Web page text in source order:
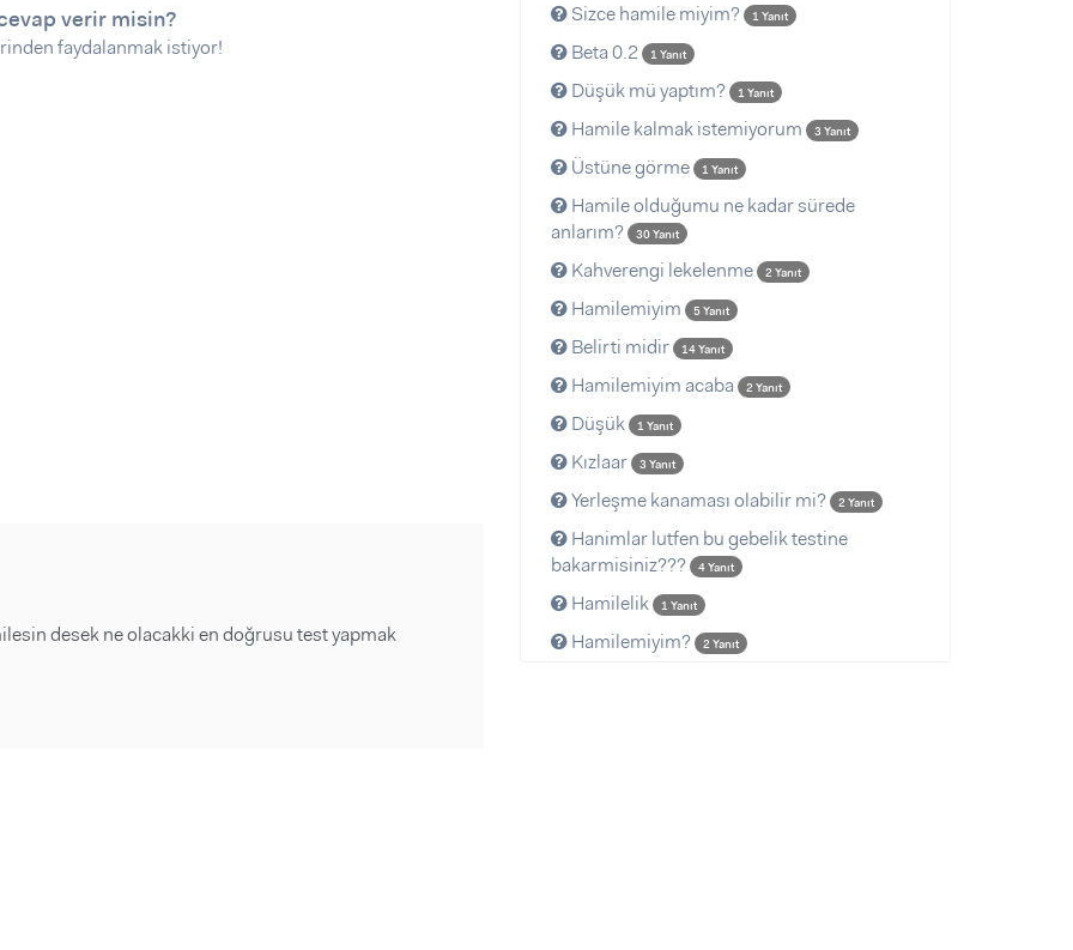
verir misin?
faydalanmak istiyor!
desek ne olacakki en doğrusu test yapmak
Sizce hamile miyim? 1 Yanıt
Beta 0.2 1 Yanıt
Düşük mü yaptım? 1 Yanıt
Hamile kalmak istemiyorum 3 Yanıt
Üstüne görme 1 Yanıt
Hamile olduğumu ne kadar sürede
anlarım?
30 Yanıt
Kahverengi lekelenme 2 Yanıt
Hamilemiyim 5 Yanıt
Belirti midir 14 Yanıt
Hamilemiyim acaba 2 Yanıt
Düşük 1 Yanıt
Kızlaar 3 Yanıt
Yerleşme kanaması olabilir mi? 2 Yanıt
Hanimlar lutfen bu gebelik testine
bakarmisiniz???
4 Yanıt
Hamilelik 1 Yanıt
Hamilemiyim? 2 Yanıt